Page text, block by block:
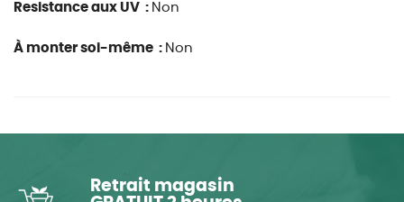
Resistance aux UV : Non
À monter soi-même : Non
Retrait magasin